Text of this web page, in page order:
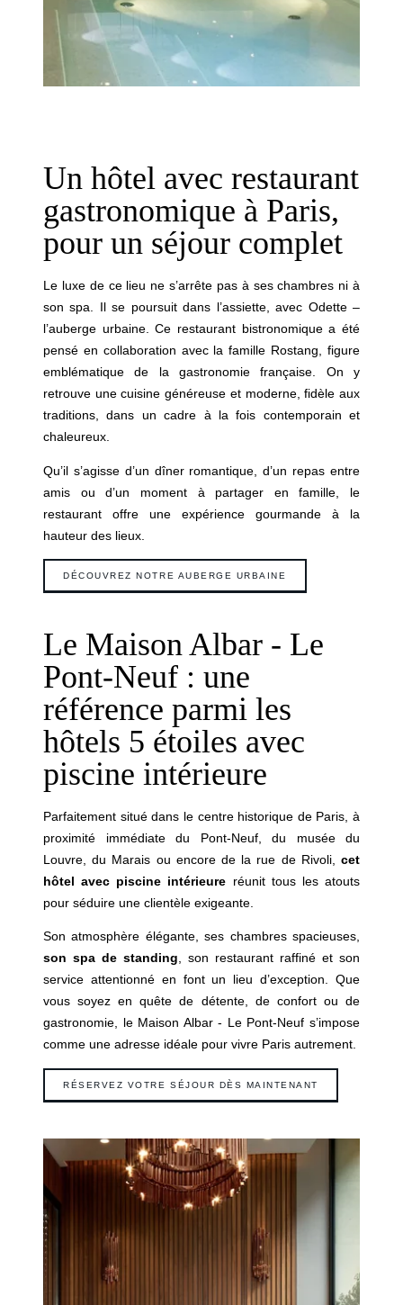
Un hôtel avec restaurant
gastronomique à Paris,
pour un séjour complet
Le luxe de ce lieu ne s’arrête pas à ses chambres ni à
son spa. Il se poursuit dans l’assiette, avec Odette –
l’auberge urbaine. Ce restaurant bistronomique a été
pensé en collaboration avec la famille Rostang, figure
emblématique de la gastronomie française. On y
retrouve une cuisine généreuse et moderne, fidèle aux
traditions, dans un cadre à la fois contemporain et
chaleureux.
Qu’il s’agisse d’un dîner romantique, d’un repas entre
amis ou d’un moment à partager en famille, le
restaurant offre une expérience gourmande à la
hauteur des lieux.
DÉCOUVREZ NOTRE AUBERGE URBAINE
Le Maison Albar - Le
Pont-Neuf : une
référence parmi les
hôtels 5 étoiles avec
piscine intérieure
Parfaitement situé dans le centre historique de Paris, à
proximité immédiate du Pont-Neuf, du musée du
Louvre, du Marais ou encore de la rue de Rivoli, cet
hôtel avec piscine intérieure réunit tous les atouts
pour séduire une clientèle exigeante.
Son atmosphère élégante, ses chambres spacieuses,
son spa de standing, son restaurant raffiné et son
service attentionné en font un lieu d’exception. Que
vous soyez en quête de détente, de confort ou de
gastronomie, le Maison Albar - Le Pont-Neuf s’impose
comme une adresse idéale pour vivre Paris autrement.
RÉSERVEZ VOTRE SÉJOUR DÈS MAINTENANT
English
Português
Hôtel
Chambres
Suites
Groupes & Privatisations
Famille
Services
Conciergerie
Cartes cadeaux
Galerie photos
Engagements
Contact & Accès